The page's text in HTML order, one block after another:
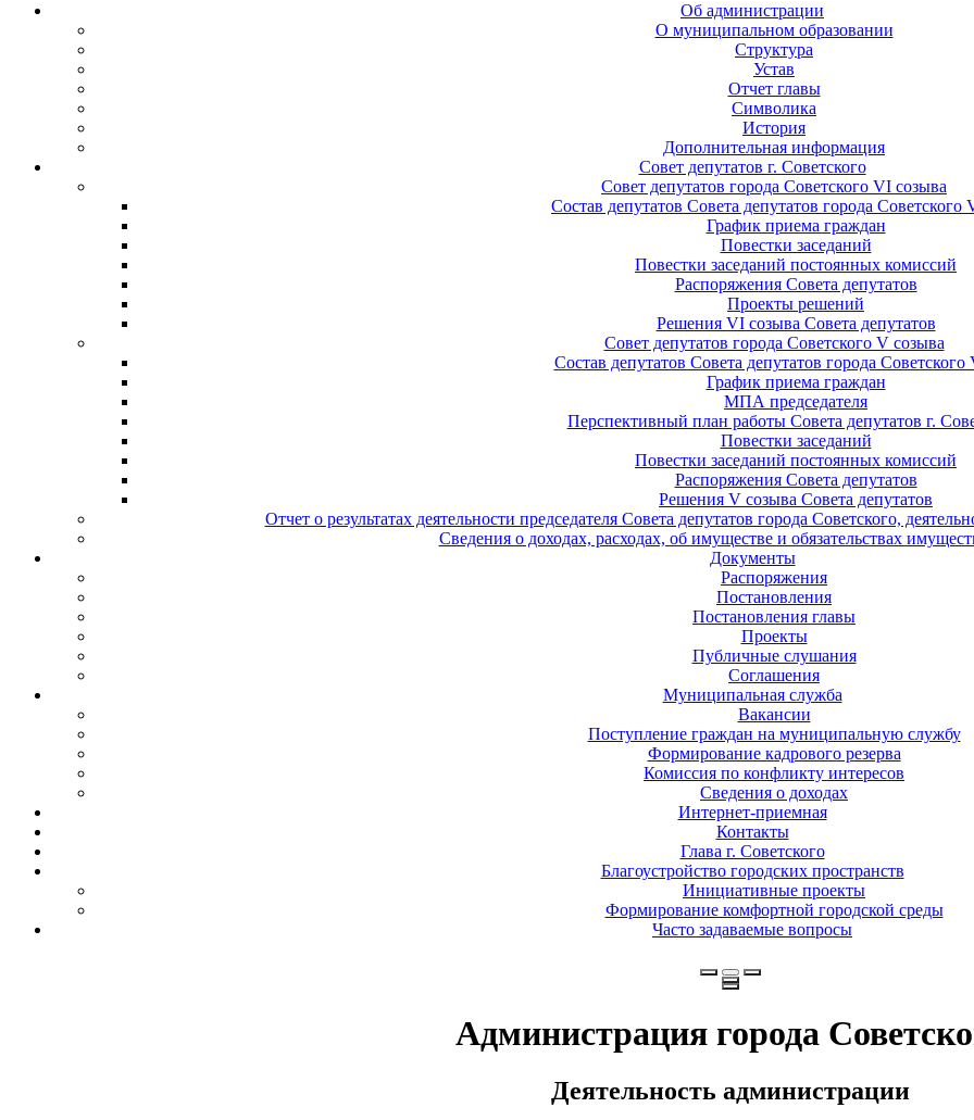
Об администрации
О муниципальном образовании
Структура
Устав
Отчет главы
Символика
История
Дополнительная информация
Совет депутатов г. Советского
Совет депутатов города Советского VI созыва
Состав депутатов Совета депутатов города Советского
График приема граждан
Повестки заседаний
Повестки заседаний постоянных комиссий
Распоряжения Совета депутатов
Проекты решений
Решения VI созыва Совета депутатов
Совет депутатов города Советского V созыва
Состав депутатов Совета депутатов города Советского
График приема граждан
МПА председателя
Перспективный план работы Совета депутатов г.
Повестки заседаний
Повестки заседаний постоянных комиссий
Распоряжения Совета депутатов
Решения V созыва Совета депутатов
Отчет о результатах деятельности председателя Совета депутатов города Советского,
Сведения о доходах, расходах, об имуществе и обязательствах
Документы
Распоряжения
Постановления
Постановления главы
Проекты
Публичные слушания
Соглашения
Муниципальная служба
Вакансии
Поступление граждан на муниципальную службу
Формирование кадрового резерва
Комиссия по конфликту интересов
Сведения о доходах
Интернет-приемная
Контакты
Глава г. Советского
Благоустройство городских пространств
Инициативные проекты
Формирование комфортной городской среды
Часто задаваемые вопросы
Администрация города
Деятельность администрации